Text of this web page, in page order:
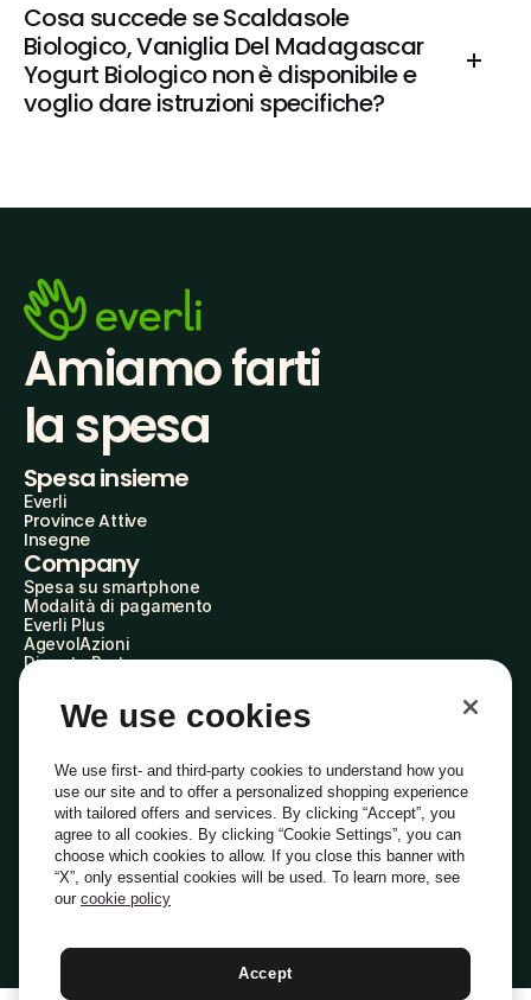
Cosa succede se Scaldasole
Biologico, Vaniglia Del Madagascar
Yogurt Biologico non è disponibile e
voglio dare istruzioni specifiche?
Amiamo farti
la spesa
Spesa insieme
Everli
Province Attive
Insegne
Company
Spesa su smartphone
Modalità di pagamento
Everli Plus
AgevolAzioni
Diventa Partner
Everli Shoppers
About Us
Everli News
Domande frequenti
Lavora con noi
Diventa Shopper
Investitori
PrivacyCookiePreferenze Cookie
Termini e CondizioniCodice Etico
Indirizzo PEC: everli@pec.it - indirizzo DPO: dpo@everli.com
Italiano
We use cookies
We use first- and third-party cookies to understand how you
use our site and to offer a personalized shopping experience
with tailored offers and services. By clicking “Accept”, you
agree to all cookies. By clicking “Cookie Settings”, you can
choose which cookies to allow. If you close this banner with
“X”, only essential cookies will be used. To learn more, see
our cookie policy
Accept